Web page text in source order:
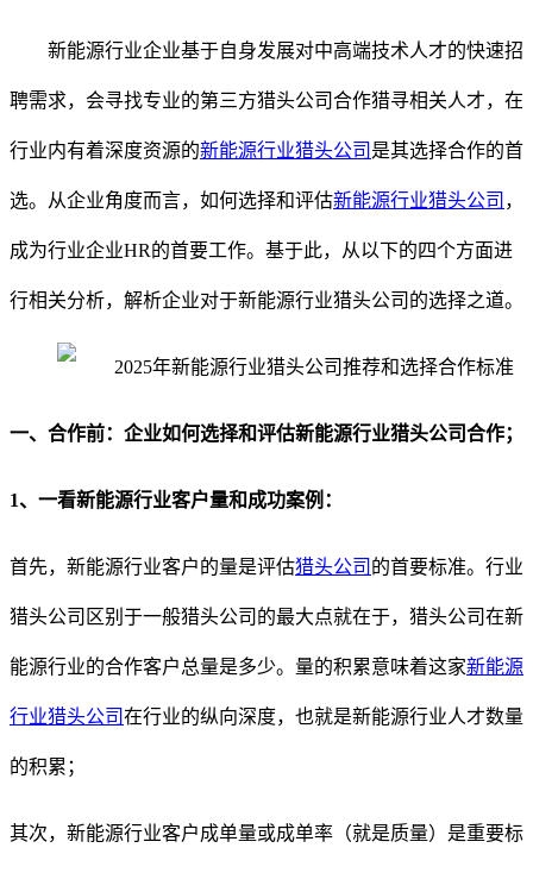
新能源行业企业基于自身发展对中高端技术人才的快速招
聘需求，会寻找专业的第三方猎头公司合作猎寻相关人才， 在
行业内有着深度资源的新能源行业猎头公司 是其选择合作的首
选。 从企业角度而言，如何选择和评估新能源行业猎头公司 ，
成为行业企业HR的首要工作。 基于此，从以下的四个方面进
行相关分析， 解析企业对于新能源行业猎头公司的选择之道。
一、 合作前：企业如何选择和评估新能源行业猎头公司合作；
1、 一看新能源行业客户量和成功案例：
首先，新能源行业客户的量是评估猎头公司 的首要标准。行业
猎头公司区别于一般猎头公司的最大点就在于，猎头公司在新
能源行业的合作客户总量是多少。量的积累意味着这家新能源
行业猎头公司在行业的纵向深度，也就是新能源行业人才数量
的积累；
其次，新能源行业客户成单量或成单率（就是质量）是重要标